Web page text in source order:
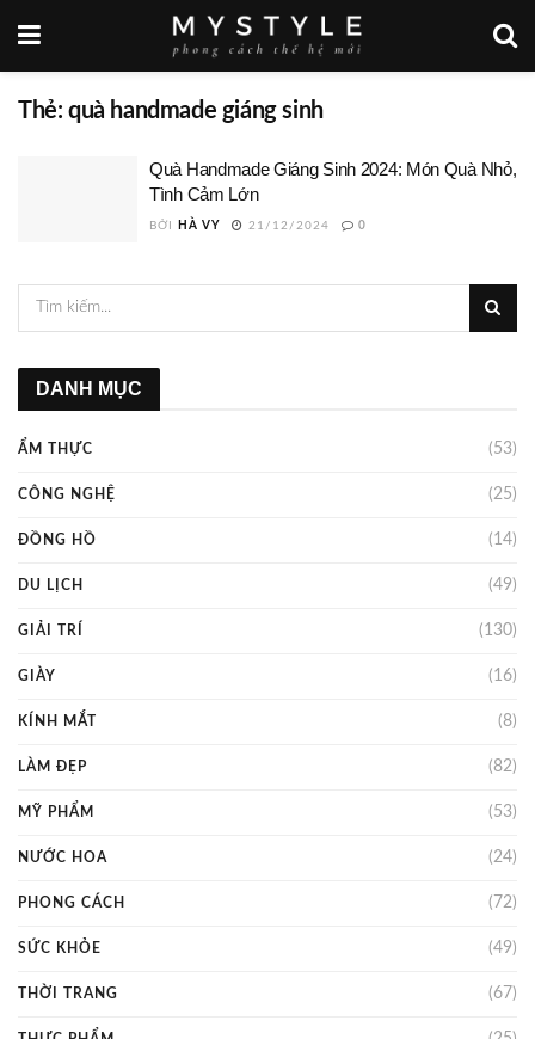
Thẻ: quà handmade giáng sinh
Quà Handmade Giáng Sinh 2024: Món Quà Nhỏ,
Tình Cảm Lớn
BỞI HÀ VY 21/12/2024 0
DANH MỤC
ẨM THỰC (53)
CÔNG NGHỆ (25)
ĐỒNG HỒ (14)
DU LỊCH (49)
GIẢI TRÍ (130)
GIÀY (16)
KÍNH MẮT (8)
LÀM ĐẸP (82)
MỸ PHẨM (53)
NƯỚC HOA (24)
PHONG CÁCH (72)
SỨC KHỎE (49)
THỜI TRANG (67)